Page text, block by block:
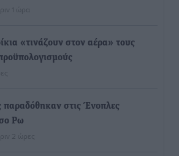
1 ώρα
«τινάζουν στον αέρα» τους
παραδόθηκαν στις Ένοπλες
Ρω
2 ώρες